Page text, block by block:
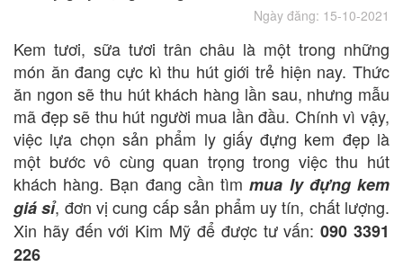
Ngày đăng: 15-10-2021
Kem tươi, sữa tươi trân châu là một trong những
món ăn đang cực kì thu hút giới trẻ hiện nay. Thức
ăn ngon sẽ thu hút khách hàng lần sau, nhưng mẫu
mã đẹp sẽ thu hút người mua lần đầu. Chính vì vậy,
việc lựa chọn sản phẩm ly giấy đựng kem đẹp là
một bước vô cùng quan trọng trong việc thu hút
khách hàng. Bạn đang cần tìm mua ly đựng kem
giá sỉ, đơn vị cung cấp sản phẩm uy tín, chất lượng.
Xin hãy đến với Kim Mỹ để được tư vấn:090 3391
226